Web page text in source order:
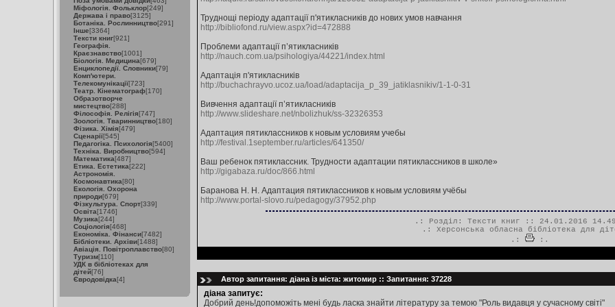
Міфологія. Фольклор[249]
Держава і право[3125]
Ботаніка. Рослинництво[291]
Інше[3364]
Тексти книг[921]
Географія.
Краєзнавство[1001]
Біологія. Медицина[679]
Енциклопедії. Словники[79]
Комп'ютери.
Телекомунікації[723]
Театр. Кінематограф[170]
Образотворче
мистецтво[288]
Філософія. Релігія[747]
Зоологія. Тваринництво[180]
Фізика. Хімія[479]
Сценарії[545]
Педагогіка. Психологія[5400]
Техніка. Виробництво[594]
Математика[487]
Етика. Естетика[222]
Астрономія.
Космонавтика[80]
Екологія. Охорона
природи[679]
Фізкультура. Спорт[339]
Освіта[1746]
Музика[244]
Соціологія[468]
Економіка. Фінанси[7482]
Бібліотеки. Архіви[1488]
Авіація. Повітроплавство[80]
Туризм[110]
УДК в бібліотеках для
дітей[76]
Євродовідка[4]
Труднощі періоду адаптації п'ятикласників до нових умов навчання
http://bibliofond.ru/view.aspx?id=472888
Проблеми адаптації п’ятикласників
http://nauch.com.ua/psihologiya/44221/index.html
Адаптація п'ятикласників
http://buchachrayvo.ucoz.ua/load/adaptacija_p_39_jatiklasnikiv/1-1-0-31
Вивчення адаптації п’ятикласників
http://www.slideshare.net/nbolizhuk/ss-32326353
Адаптация пятиклассников к новым условиям учебы
http://festival.1september.ru/articles/641350/
Ваш ребенок пятиклассник. Трудности адаптации пятиклассников в школе»
http://gigabaza.ru/doc/866.html
Баранова Н. Н. Адаптация пятиклассников к новым условиям учёбы
http://www.portal-slovo.ru/pedagogy/37952.php
.: Розділ: Тексти книг :: 24.01.2016
.: Херсонська обласна бібліотека для
.:
:.
Автор запитання: діана із міста: житомир :: Запитання: 37228
діана запитує:
Добрий день!допоможіть мені будь ласка знайти літературу за темою "Роль видавця у сучасному світі"